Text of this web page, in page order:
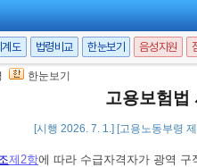
계도 법령비교 한눈보기 음성지원
한눈보기
고용보험법
[시행 2026. 7. 1.] [고용노동부령
하는 사업장의 사업주로부터 지
제2항에 따라 수급자격자가 광역 구